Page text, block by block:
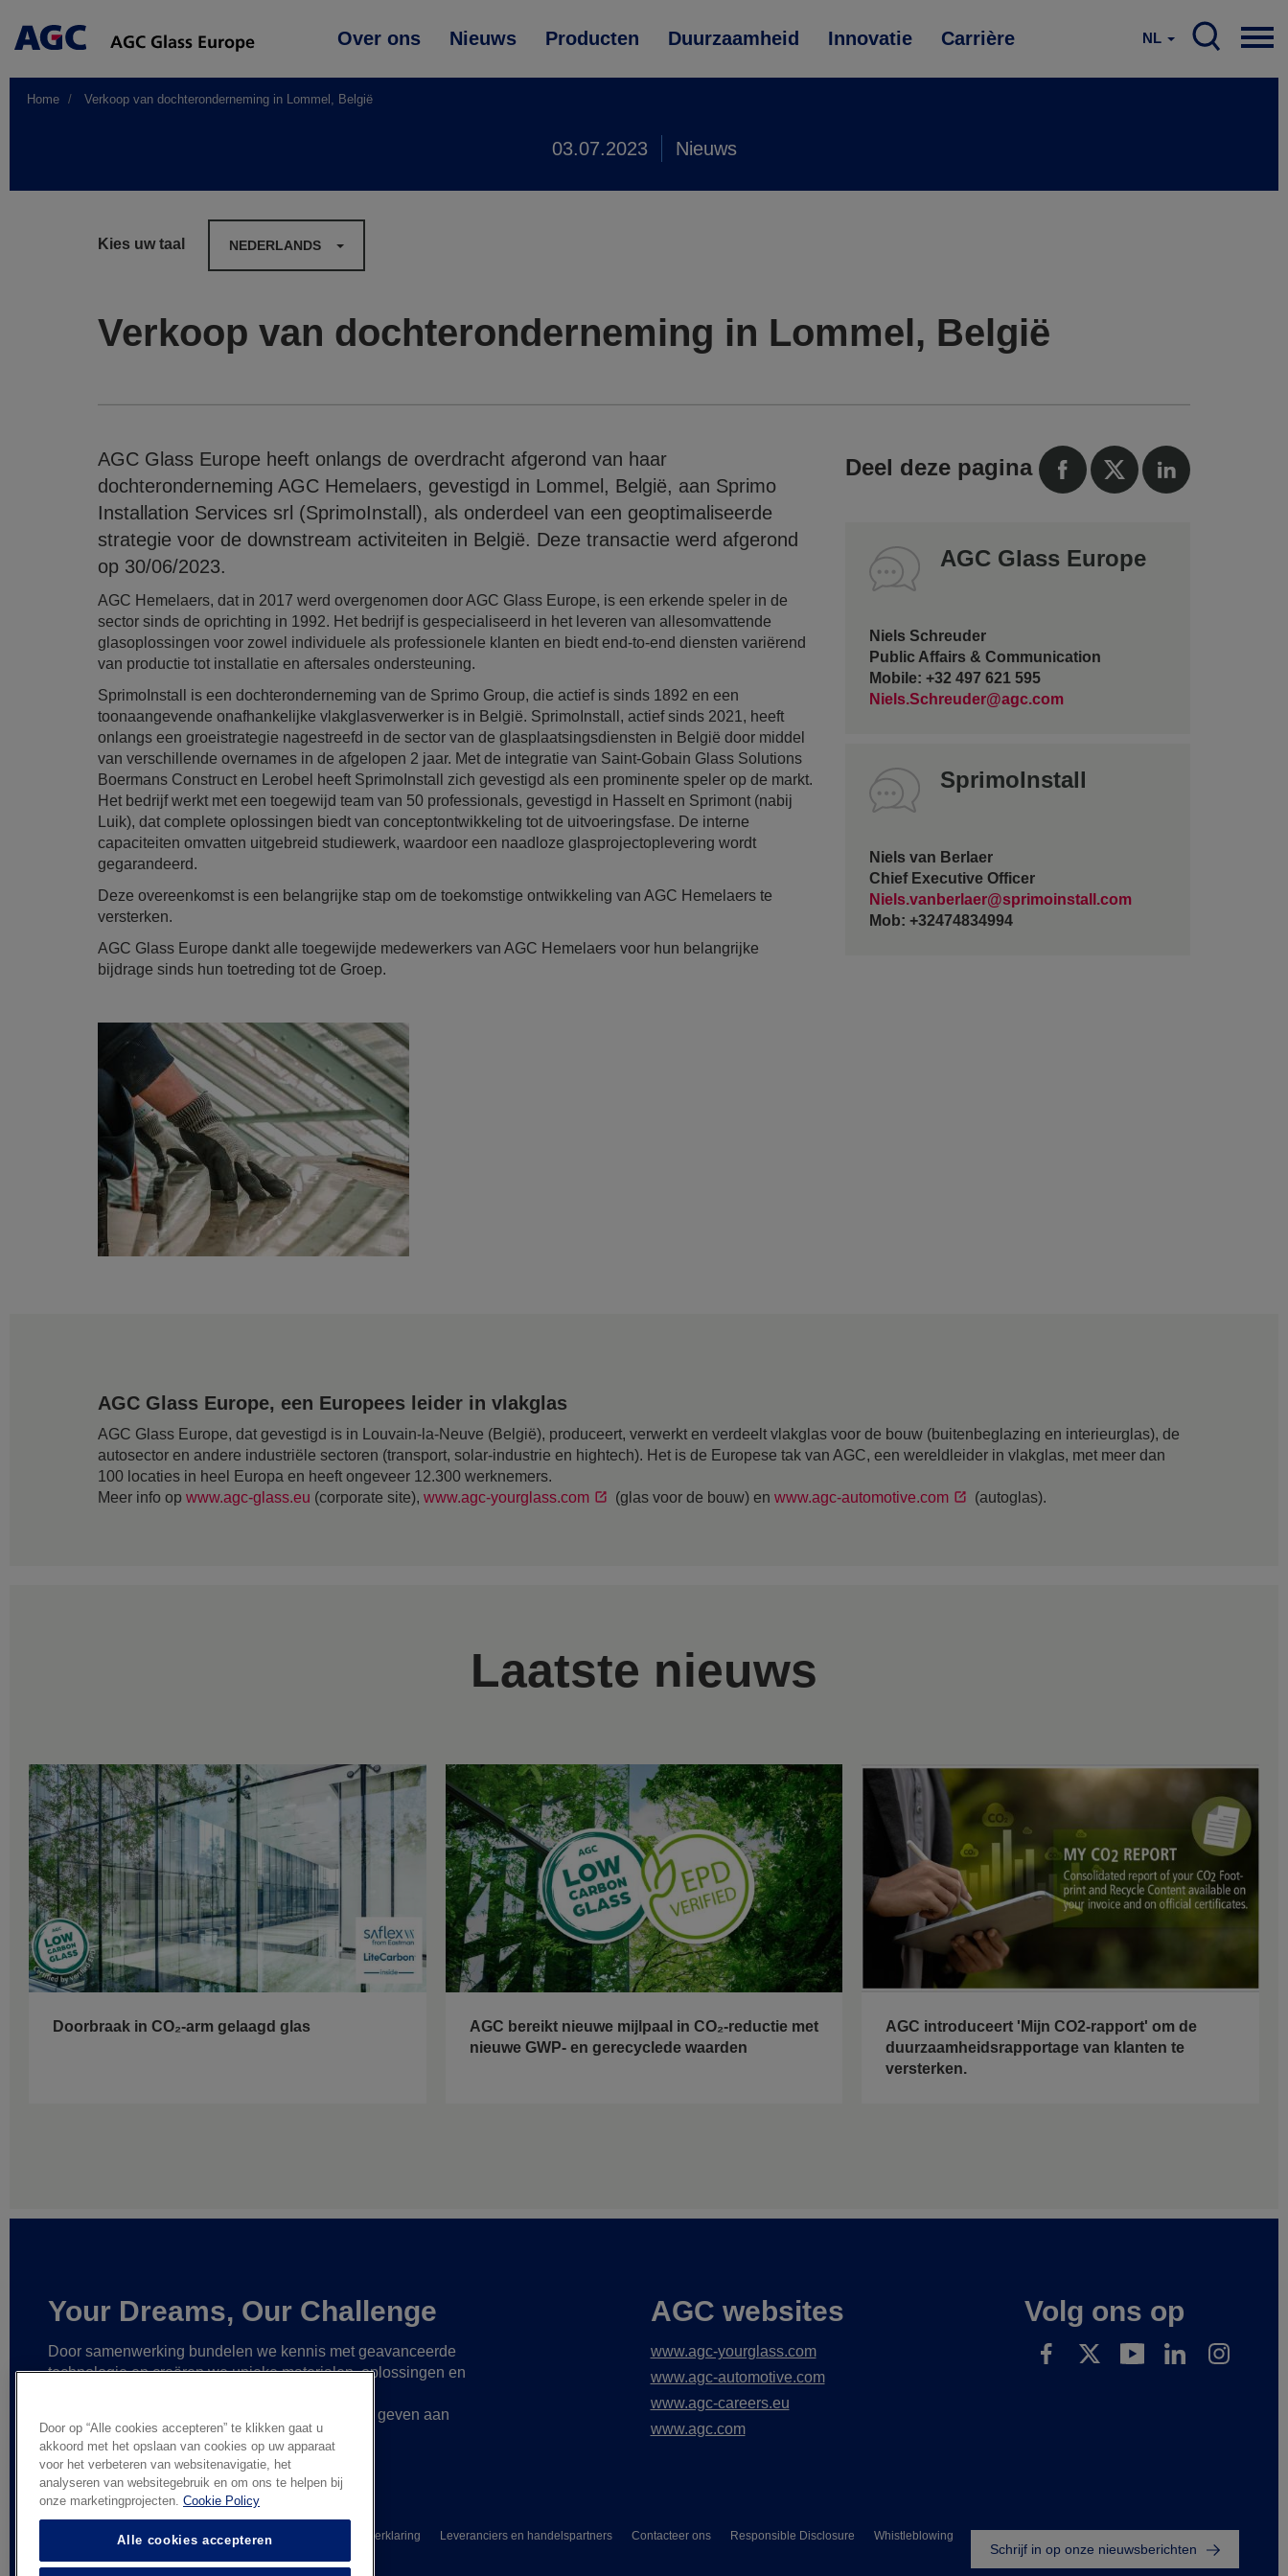
Main
Over ons Nieuws Producten Duurzaamheid Innovatie Carrière NL
Home Verkoop van dochteronderneming in Lommel, België
03.07.2023 Nieuws
Kies uw taal NEDERLANDS
Verkoop van dochteronderneming in Lommel, België
AGC Glass Europe heeft onlangs de overdracht afgerond van haar
dochteronderneming AGC Hemelaers, gevestigd in Lommel, België, aan Sprimo
Installation Services srl (SprimoInstall), als onderdeel van een geoptimaliseerde
strategie voor de downstream activiteiten in België. Deze transactie werd afgerond
op 30/06/2023.
AGC Hemelaers, dat in 2017 werd overgenomen door AGC Glass Europe, is een erkende speler in de
sector sinds de oprichting in 1992. Het bedrijf is gespecialiseerd in het leveren van allesomvattende
glasoplossingen voor zowel individuele als professionele klanten en biedt end-to-end diensten variërend
van productie tot installatie en aftersales ondersteuning.
SprimoInstall is een dochteronderneming van de Sprimo Group, die actief is sinds 1892 en een
toonaangevende onafhankelijke vlakglasverwerker is in België. SprimoInstall, actief sinds 2021, heeft
onlangs een groeistrategie nagestreefd in de sector van de glasplaatsingsdiensten in België door middel
van verschillende overnames in de afgelopen 2 jaar. Met de integratie van Saint-Gobain Glass Solutions
Boermans Construct en Lerobel heeft SprimoInstall zich gevestigd als een prominente speler op de markt.
Het bedrijf werkt met een toegewijd team van 50 professionals, gevestigd in Hasselt en Sprimont (nabij
Luik), dat complete oplossingen biedt van conceptontwikkeling tot de uitvoeringsfase. De interne
capaciteiten omvatten uitgebreid studiewerk, waardoor een naadloze glasprojectoplevering wordt
gegarandeerd.
Deze overeenkomst is een belangrijke stap om de toekomstige ontwikkeling van AGC Hemelaers te
versterken.
AGC Glass Europe dankt alle toegewijde medewerkers van AGC Hemelaers voor hun belangrijke
bijdrage sinds hun toetreding tot de Groep.
Deel deze pagina
AGC Glass Europe
Niels Schreuder
Public Affairs & Communication
Mobile: +32 497 621 595
Niels.Schreuder@agc.com
SprimoInstall
Niels van Berlaer
Chief Executive Officer
Niels.vanberlaer@sprimoinstall.com
Mob: +32474834994
AGC Glass Europe, een Europees leider in vlakglas
AGC Glass Europe, dat gevestigd is in Louvain-la-Neuve (België), produceert, verwerkt en verdeelt vlakglas voor de bouw (buitenbeglazing en interieurglas), de
autosector en andere industriële sectoren (transport, solar-industrie en hightech). Het is de Europese tak van AGC, een wereldleider in vlakglas, met meer dan
100 locaties in heel Europa en heeft ongeveer 12.300 werknemers.
Meer info op www.agc-glass.eu (corporate site), www.agc-yourglass.com (glas voor de bouw) en www.agc-automotive.com (autoglas).
Laatste nieuws
Doorbraak in CO₂-arm gelaagd glas
AGC bereikt nieuwe mijlpaal in CO₂-reductie met
nieuwe GWP- en gerecyclede waarden
AGC introduceert 'Mijn CO2-rapport' om de
duurzaamheidsrapportage van klanten te
versterken.
Your Dreams, Our Challenge
Door samenwerking bundelen we kennis met geavanceerde
technologieen creëren we unieke materialen, oplossingen en
en vorm te geven aan
gedurfde ideeën.
AGC websites
www.agc-yourglass.com
www.agc-automotive.com
www.agc-careers.eu
www.agc.com
Volg ons op
Footer
© AGC Glass Europe 2026 Wettelijke informatie Privacyverklaring Leveranciers en handelspartners Contacteer ons Responsible Disclosure
Whistleblowing
Algemene verkoopvoorwaarden
Schrijf in op onze nieuwsberichten
Door op “Alle cookies accepteren” te klikken gaat u
akkoord met het opslaan van cookies op uw apparaat
voor het verbeteren van websitenavigatie, het
analyseren van websitegebruik en om ons te helpen bij
onze marketingprojecten. Cookie Policy
Alle cookies accepteren